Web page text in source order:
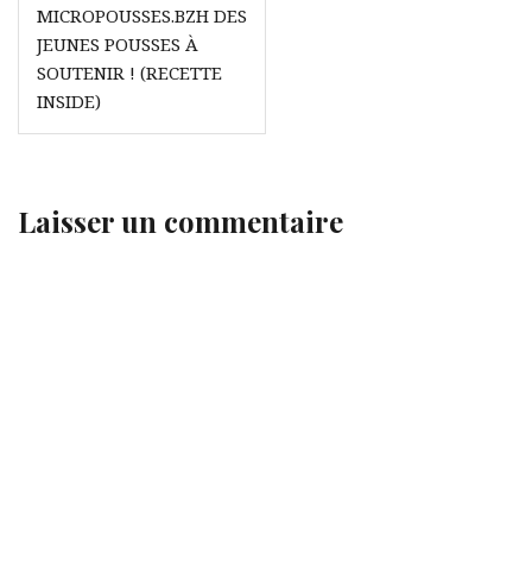
de
l’article
MICROPOUSSES.BZH DES
JEUNES POUSSES À
SOUTENIR ! (RECETTE
INSIDE)
Laisser un commentaire